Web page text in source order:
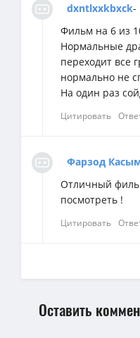
dxntlxxkbxck-
Фильм на 6 из
Нормальные
переходит все
нормально не
На один раз
Цитировать
Фарзод
Отличный
посмотреть !
Цитировать
Оставить